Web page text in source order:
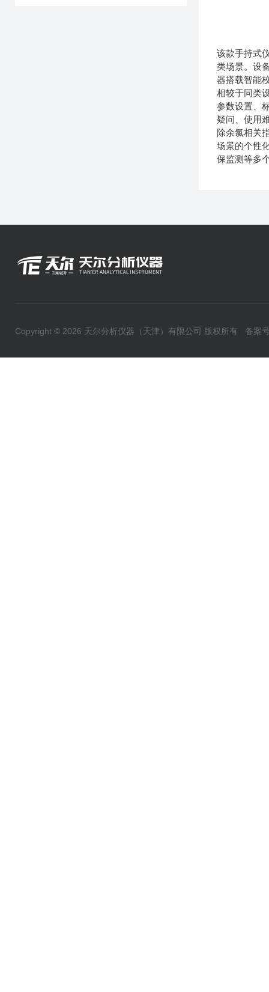
该款手持式
类场景。设
器搭载智能
相较于同类
参数设置、
疑问、使用
除余氯相关
场景的个性
保监测等多
Copyright © 2026 天尔分析仪器（天津）有限公司 版权所有 备案